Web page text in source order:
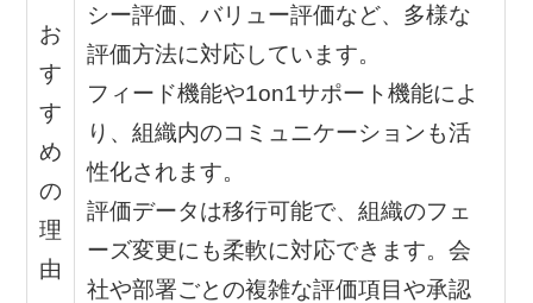
お
す
す
め
の
理
由
シー評価、バリュー評価など、多様な
評価方法に対応しています。
フィード機能や1on1サポート機能によ
り、組織内のコミュニケーションも活
性化されます。
評価データは移行可能で、組織のフェ
ーズ変更にも柔軟に対応できます。会
社や部署ごとの複雑な評価項目や承認